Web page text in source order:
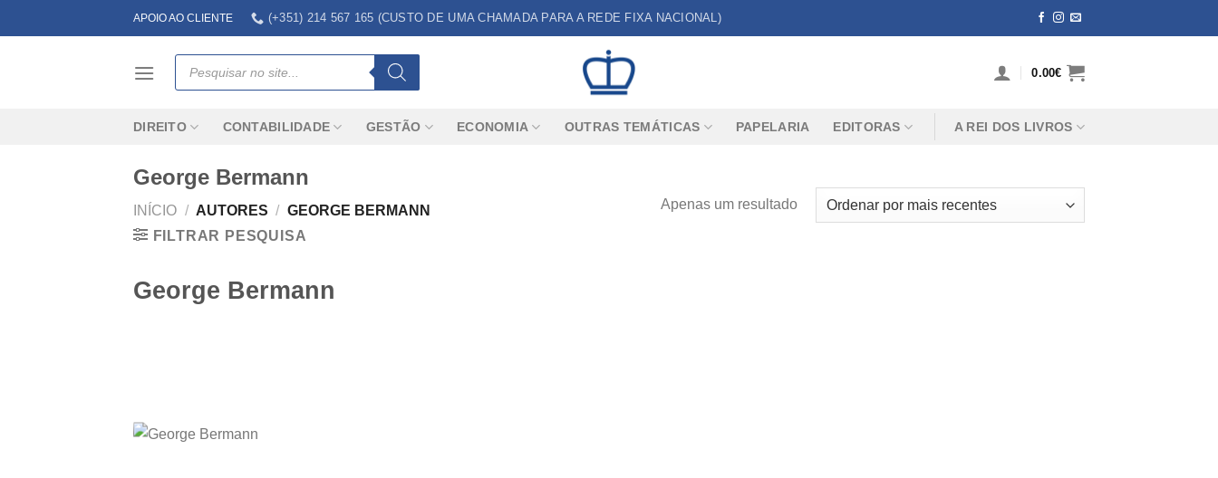
to
APOIO AO CLIENTE (+351) 214 567 165 (CUSTO DE UMA CHAMADA PARA A REDE FIXA NACIONAL)
Products
search
0.00€
DIREITO CONTABILIDADE GESTÃO ECONOMIA OUTRAS TEMÁTICAS PAPELARIA EDITORAS A REI DOS LIVROS
George Bermann
INÍCIO / AUTORES / GEORGE BERMANN
FILTRAR PESQUISA
Apenas um resultado
George Bermann